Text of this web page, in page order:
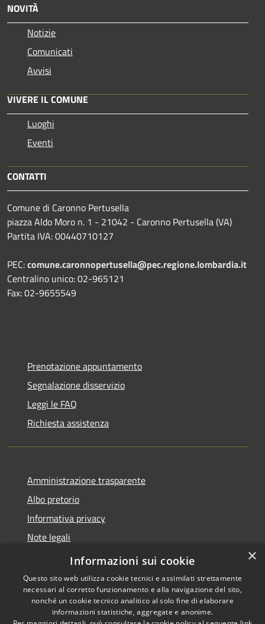
NOVITÀ
Notizie
Comunicati
Avvisi
VIVERE IL COMUNE
Luoghi
Eventi
CONTATTI
Comune di Caronno Pertusella
piazza Aldo Moro n. 1 - 21042 - Caronno Pertusella (VA)
Partita IVA: 00440710127
PEC:comune.caronnopertusella@pec.regione.lombardia.it
Centralino unico: 02-965121
Fax: 02-9655549
Prenotazione appuntamento
Segnalazione disservizio
Leggi le FAQ
Richiesta assistenza
Amministrazione trasparente
Albo pretorio
Informativa privacy
Note legali
Dichiarazione di accessibilità
Copyright © 2026 • Comune di
×
Informazioni sui cookie
Questo sito web utilizza cookie tecnici e assimilati strettamente
necessari al corretto funzionamento e alla navigazione del sito,
nonché un cookie tecnico analitico al solo fine di elaborare
informazioni statistiche, aggregate e anonime.